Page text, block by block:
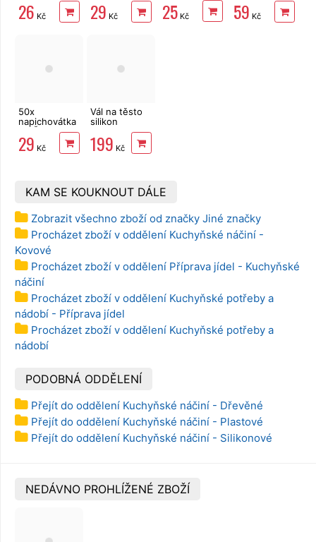
čepelí, rovné
ostří
26 Kč
pravá
29 Kč 25Kč
29 cm
59 Kč
50x
napichovátka
MEČ 8,5cm
29 Kč
Vál na těsto
silikon
64x45cm
199 Kč
KAM SE KOUKNOUT DÁLE
Zobrazit všechno zboží od značky Jiné značky
Procházet zboží v oddělení Kuchyňské náčiní -
Kovové
Procházet zboží v oddělení Příprava jídel - Kuchyňské
náčiní
Procházet zboží v oddělení Kuchyňské potřeby a
nádobí - Příprava jídel
Procházet zboží v oddělení Kuchyňské potřeby a
nádobí
PODOBNÁ ODDĚLENÍ
Přejít do oddělení Kuchyňské náčiní - Dřevěné
Přejít do oddělení Kuchyňské náčiní - Plastové
Přejít do oddělení Kuchyňské náčiní - Silikonové
NEDÁVNO PROHLÍŽENÉ ZBOŽÍ